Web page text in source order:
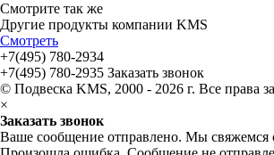
Смотрите так же
Другие продукты компании KMS
Смотреть
+7(495) 780-2934
+7(495) 780-2935 Заказать звонок
© Подвеска KMS, 2000 - 2026 г. Все права
×
Заказать звонок
Ваше сообщение отправлено. Мы свяжемся